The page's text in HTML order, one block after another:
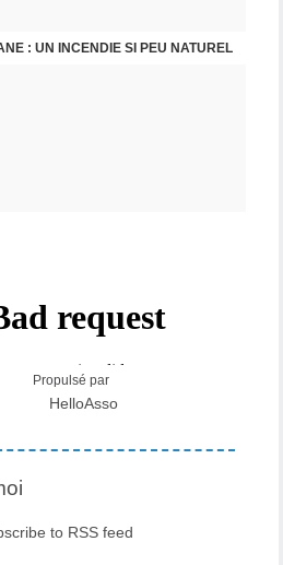
: UN INCENDIE SI PEU NATUREL
Propulsé par
HelloAsso
to RSS feed